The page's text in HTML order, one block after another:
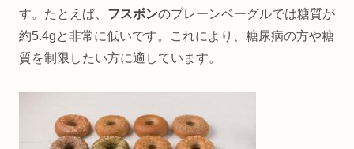
す。たとえば、 フスボンのプレーンベーグルでは糖質が
約5.4gと非常に低いです。これにより、糖尿病の方や糖
質を制限したい方に適しています。